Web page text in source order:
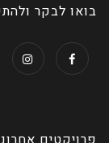
בואו לבקר